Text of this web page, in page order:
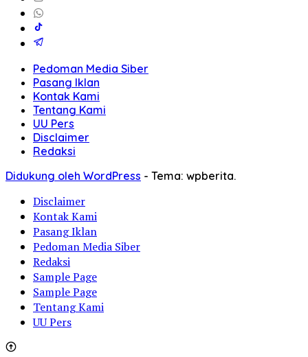
Pedoman Media Siber
Pasang Iklan
Kontak Kami
Tentang Kami
UU Pers
Disclaimer
Redaksi
Didukung oleh WordPress - Tema: wpberita.
Disclaimer
Kontak Kami
Pasang Iklan
Pedoman Media Siber
Redaksi
Sample Page
Sample Page
Tentang Kami
UU Pers